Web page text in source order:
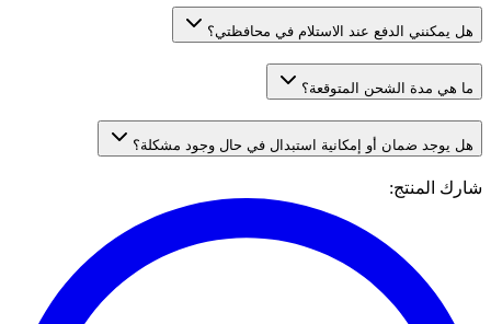
هل يمكنني الدفع عند الاستلام في محافظتي؟
ما هي مدة الشحن المتوقعة؟
هل يوجد ضمان أو إمكانية استبدال في حال وجود مشكلة؟
شارك المنتج: